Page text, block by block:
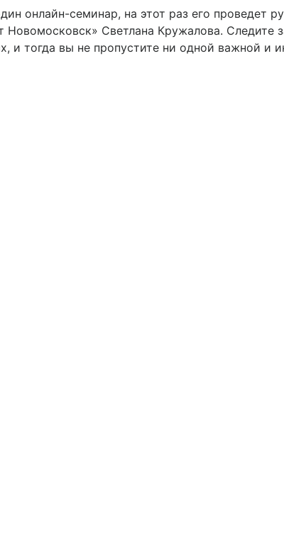
онлайн-семинар, на этот раз его проведет
Новомосковск» Светлана Кружалова. Следите
и тогда вы не пропустите ни одной важной и